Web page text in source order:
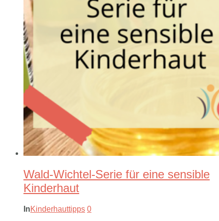
Wald-Wichtel-Serie für eine sensible
Kinderhaut
InKinderhauttipps 0